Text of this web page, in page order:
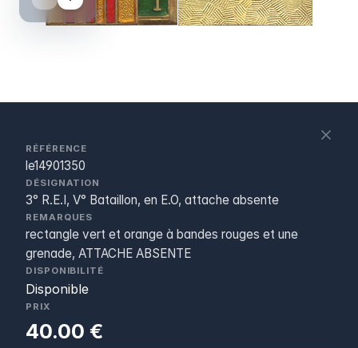
RÉFÉRENCE
le14901350
DÉSIGNATION
3° R.E.I, V° Bataillon, en E.O, attache absente
REMARQUES
rectangle vert et orange à bandes rouges et une
grenade, ATTACHE ABSENTE
DISPONIBILITÉ
Disponible
PRIX
40.00 €